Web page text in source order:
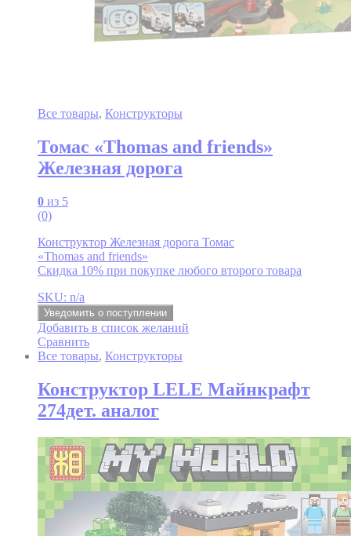
Все товары, Конструкторы
Томас «Thomas and friends»
Железная дорога
0 из 5
(0)
Конструктор Железная дорога Томас
«Thomas and friends»
Скидка 10% при покупке любого второго товара
SKU: n/a
Уведомить о поступлении
Добавить в список желаний
Сравнить
Все товары, Конструкторы
Конструктор LELE Майнкрафт
274дет. аналог